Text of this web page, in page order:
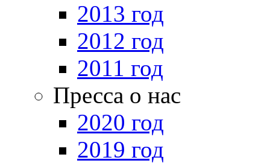
2013 год
2012 год
2011 год
Пресса о нас
2020 год
2019 год